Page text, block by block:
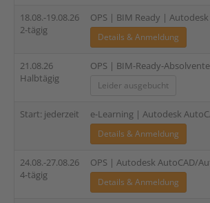
18.08.-19.08.26
2-tägig
OPS | BIM Ready |
Details & Anmeldung
21.08.26
Halbtägig
OPS | BIM-Ready-
Leider ausgebucht
Start: jederzeit e-Learning | Autodesk
Details & Anmeldung
24.08.-27.08.26
4-tägig
OPS | Autodesk AutoCAD/
Details & Anmeldung